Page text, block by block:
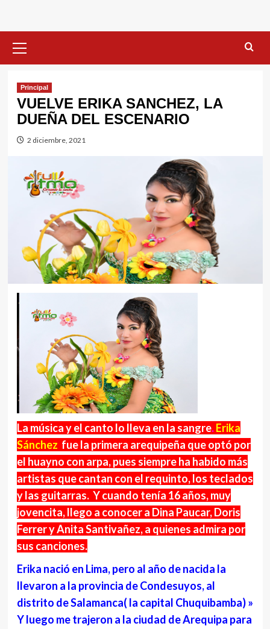
primario
Principal
VUELVE ERIKA SANCHEZ, LA
DUEÑA DEL ESCENARIO
2 diciembre, 2021
La música y el canto lo lleva en la sangre.Erika
Sánchez fue la primera arequipeña que optó por
el huayno con arpa, pues siempre ha habido más
artistas que cantan con el requinto, los teclados
y las guitarras. Y cuando tenía 16 años, muy
jovencita, llego a conocer a Dina Paucar, Doris
Ferrer y Anita Santivañez, a quienes admira por
sus canciones.
Erika nació en Lima, pero al año de nacida la
llevaron a la provincia de Condesuyos, al
distrito de Salamanca( la capital Chuquibamba) »
Y luego me trajeron a la ciudad de Arequipa para